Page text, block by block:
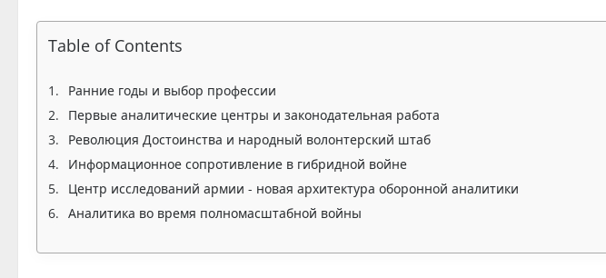
Table of Contents
Ранние годы и выбор профессии
Первые аналитические центры и законодательная работа
Революция Достоинства и народный волонтерский штаб
Информационное сопротивление в гибридной войне
Центр исследований армии - новая архитектура оборонной аналитики
Аналитика во время полномасштабной войны